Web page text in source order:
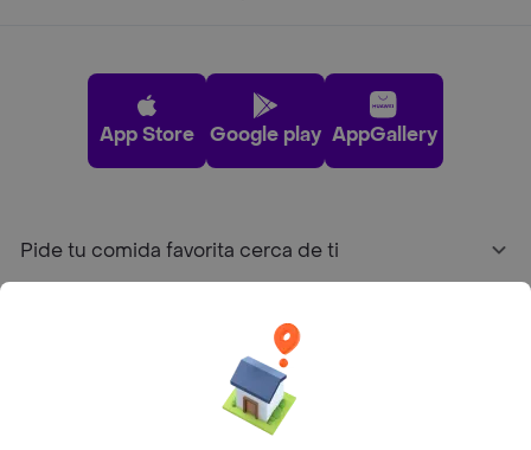
App Store Google play AppGallery
Pide tu comida favorita cerca de ti